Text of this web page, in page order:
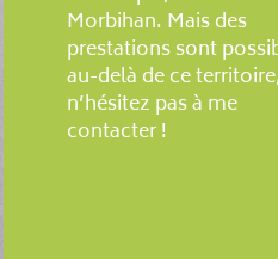
Morbihan. Mais des
prestations sont
au-delà de ce
n’hésitez pas à me
contacter !